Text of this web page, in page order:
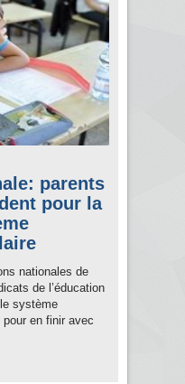
parents
pour la
nationales de
de l’éducation
système
en finir avec